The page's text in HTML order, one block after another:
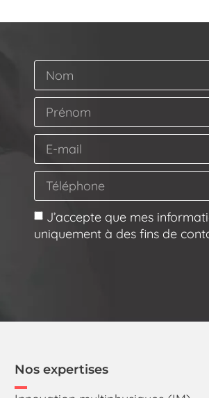
J’accepte que mes
uniquement à des fins de
Nos expertises